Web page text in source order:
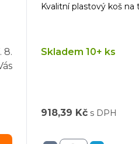
8.
Kvalitní plastový koš na
Skladem 10+ ks
918,39 Kč s DPH